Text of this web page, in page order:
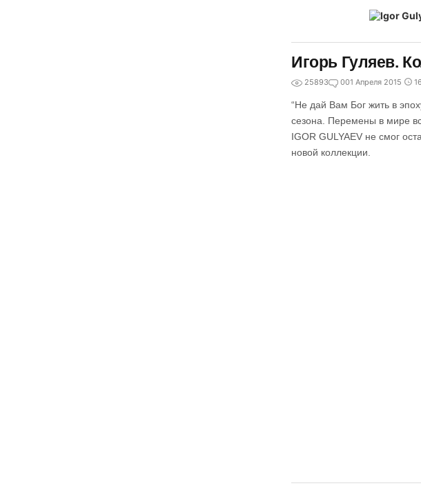
Игорь Гуляев.
25893 001 Апреля 2015
“Не дай Вам Бог жить в
сезона. Перемены в мире
IGOR GULYAEV не смог
новой коллекции.